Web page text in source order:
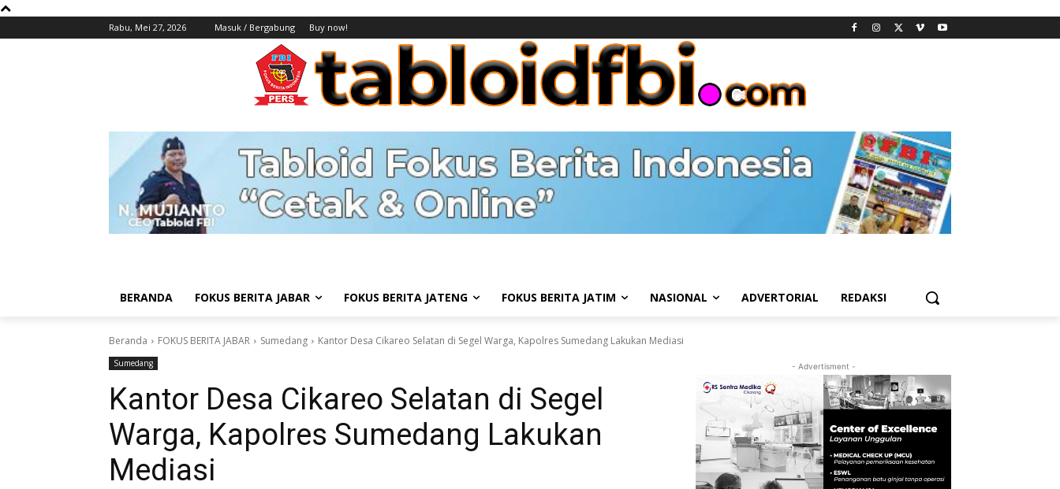
Rabu, Mei 27, 2026 Masuk / Bergabung Buy now!
BERANDA FOKUS BERITA JABAR FOKUS BERITA JATENG FOKUS BERITA JATIM NASIONAL ADVERTORIAL REDAKSI
Beranda FOKUS BERITA JABAR Sumedang Kantor Desa Cikareo Selatan di Segel Warga, Kapolres Sumedang Lakukan Mediasi
Sumedang
Kantor Desa Cikareo Selatan di Segel
Warga, Kapolres Sumedang Lakukan
Mediasi
- Advertisment -